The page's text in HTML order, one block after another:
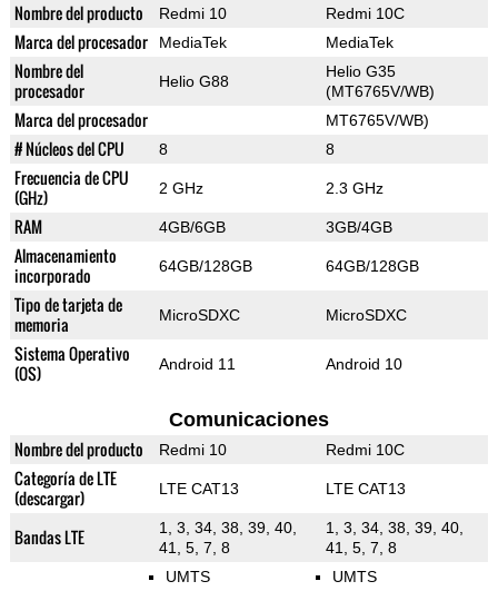
Nombre del producto Redmi 10 Redmi 10C
Marca del procesador MediaTek MediaTek
Nombre del
procesador
Helio G88
Helio G35
(MT6765V/WB)
Marca del procesador MT6765V/WB)
# Núcleos del CPU 8 8
Frecuencia de CPU
(GHz)
2 GHz 2.3 GHz
RAM 4GB/6GB 3GB/4GB
Almacenamiento
incorporado
64GB/128GB 64GB/128GB
Tipo de tarjeta de
memoria
MicroSDXC MicroSDXC
Sistema Operativo
(OS)
Android 11 Android 10
Comunicaciones
Nombre del producto Redmi 10 Redmi 10C
Categoría de LTE
(descargar)
LTE CAT13 LTE CAT13
Bandas LTE
1, 3, 34, 38, 39, 40,
41, 5, 7, 8
1, 3, 34, 38, 39, 40,
41, 5, 7, 8
UMTS
UMTS